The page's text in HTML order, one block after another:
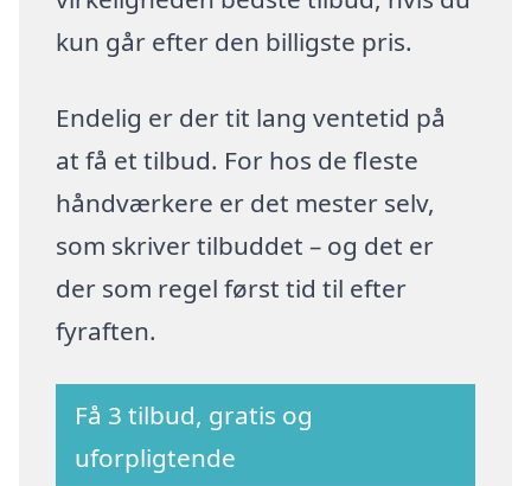
kun går efter den billigste pris.
Endelig er der tit lang ventetid på
at få et tilbud. For hos de fleste
håndværkere er det mester selv,
som skriver tilbuddet – og det er
der som regel først tid til efter
fyraften.
Få 3 tilbud, gratis og
uforpligtende